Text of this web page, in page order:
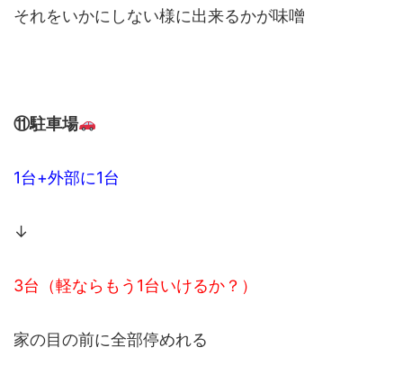
それをいかにしない様に出来るかが味噌
⑪駐車場
1台+外部に1台
↓
3台（軽ならもう1台いけるか？）
家の目の前に全部停めれる